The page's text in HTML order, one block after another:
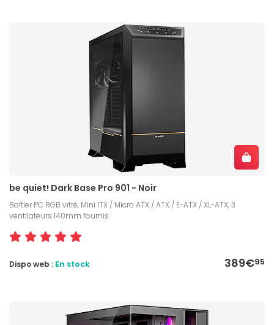
be quiet! Dark Base Pro 901 - Noir
Boîtier PC RGB vitré, Mini ITX / Micro ATX / ATX / E-ATX / XL-ATX, 3
ventilateurs 140mm fournis
389€95
Dispo web : En stock